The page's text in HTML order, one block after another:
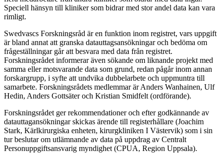
Speciell hänsyn till kliniker som bidrar med stor andel data kan vara
rimligt.
Swedvascs Forskningsråd är en funktion inom registret, vars uppgift
är bland annat att granska datauttagsansökningar och bedöma om
frågeställningar går att besvara med data från registret.
Forskningsrådet informerar även sökande om liknande projekt med
samma eller motsvarande data som grund, redan pågår inom annan
forskargrupp, i syfte att undvika dubbelarbete och uppmuntra till
samarbete. Forskningsrådets medlemmar är Anders Wanhainen, Ulf
Hedin, Anders Gottsäter och Kristian Smidfelt (ordförande).
Forskningsrådet ger rekommendationer och efter godkännande av
datauttagansökningar skickas ärende till registerhållare (Joachim
Stark, Kärlkirurgiska enheten, kirurgkliniken I Västervik) som i sin
tur beslutar om utlämnande av data på uppdrag av Centralt
Personuppgiftsansvarig myndighet (CPUA, Region Uppsala).